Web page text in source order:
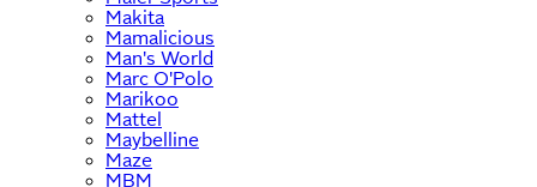
Makita
Mamalicious
Man's World
Marc O'Polo
Marikoo
Mattel
Maybelline
Maze
MBM